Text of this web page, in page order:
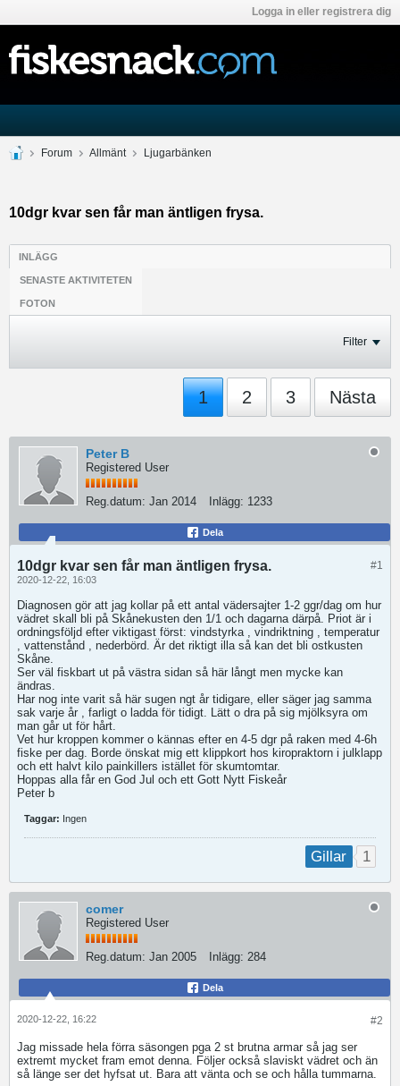
Logga in eller registrera dig
Forum Allmänt Ljugarbänken
10dgr kvar sen får man äntligen frysa.
INLÄGG
SENASTE AKTIVITETEN
FOTON
Filter
1 2 3 Nästa
Peter B
Registered User
Reg.datum: Jan 2014 Inlägg: 1233
Dela
#1
10dgr kvar sen får man äntligen frysa.
2020-12-22, 16:03
Diagnosen gör att jag kollar på ett antal vädersajter 1-2 ggr/dag om hur
vädret skall bli på Skånekusten den 1/1 och dagarna därpå. Priot är i
ordningsföljd efter viktigast först: vindstyrka , vindriktning , temperatur
, vattenstånd , nederbörd. Är det riktigt illa så kan det bli ostkusten
Skåne.
Ser väl fiskbart ut på västra sidan så här långt men mycke kan
ändras.
Har nog inte varit så här sugen ngt år tidigare, eller säger jag samma
sak varje år , farligt o ladda för tidigt. Lätt o dra på sig mjölksyra om
man går ut för hårt.
Vet hur kroppen kommer o kännas efter en 4-5 dgr på raken med 4-6h
fiske per dag. Borde önskat mig ett klippkort hos kiropraktorn i julklapp
och ett halvt kilo painkillers istället för skumtomtar.
Hoppas alla får en God Jul och ett Gott Nytt Fiskeår
Peter b
Taggar: Ingen
Gillar 1
comer
Registered User
Reg.datum: Jan 2005 Inlägg: 284
Dela
#2
2020-12-22, 16:22
Jag missade hela förra säsongen pga 2 st brutna armar så jag ser
extremt mycket fram emot denna. Följer också slaviskt vädret och än
så länge ser det hyfsat ut. Bara att vänta och se och hålla tummarna.